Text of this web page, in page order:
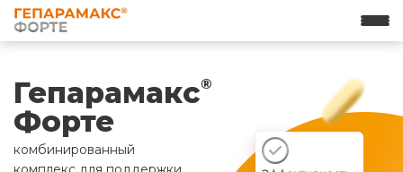
Гепарамакс®
Форте
комбинированный